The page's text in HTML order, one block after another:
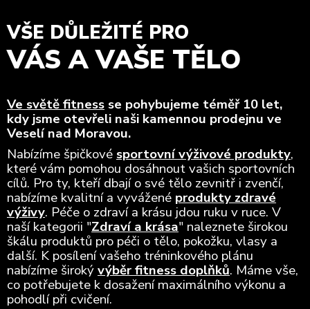
VŠE DŮLEŽITÉ PRO
VÁS A VAŠE TĚLO
Ve světě fitness se pohybujeme téměř 10 let,
kdy jsme otevřeli naši kamennou prodejnu ve
Veselí nad Moravou.
Nabízíme špičkové sportovní výživové produkty,
které vám pomohou dosáhnout vašich sportovních
cílů. Pro ty, kteří dbají o své tělo zevnitř i zvenčí,
nabízíme kvalitní a vyvážené produkty zdravé
výživy. Péče o zdraví a krásu jdou ruku v ruce. V
naší kategorii "Zdraví a krása" naleznete širokou
škálu produktů pro péči o tělo, pokožku, vlasy a
další. K posílení vašeho tréninkového plánu
nabízíme širokývýběr fitness doplňků. Máme vše,
co potřebujete k dosažení maximálního výkonu a
pohodlí při cvičení.